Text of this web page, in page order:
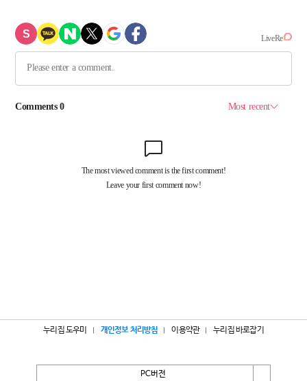
누리집 도우미 개인정보 처리방침 이용약관 누리집 바로잡기
PC버전